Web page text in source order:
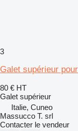
3
Galet supérieur
80 € HT
Galet supérieur
Italie, Cuneo
Massucco T. srl
Contacter le vendeur